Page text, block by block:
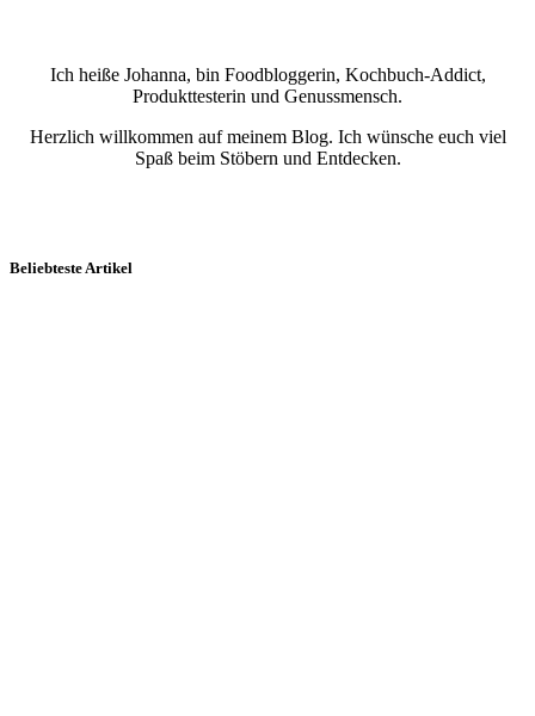
Ich heiße Johanna, bin Foodbloggerin, Kochbuch-Addict,
Produkttesterin und Genussmensch.
Herzlich willkommen auf meinem Blog. Ich wünsche euch viel
Spaß beim Stöbern und Entdecken.
Beliebteste Artikel